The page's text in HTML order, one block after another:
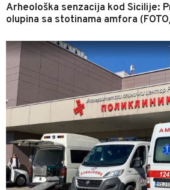
Arheološka senzacija kod Sicilije:
olupina sa stotinama amfora